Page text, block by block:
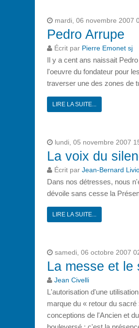
mardi, 06 novembre 2007
Pedro Arrupe
Écrit par Pierre Emonet sj
Il y a cent ans naissait
l'oeuvre du fondateur pour
traverser une des zones de
LIRE LA SUITE...
lundi, 05 novembre 2007
La voix du
Écrit par Jean-Bernard
Dans nos détresses, nous
dévoile sans cesse la
LIRE LA SUITE...
samedi, 06 octobre 2007
La messe et le
Jean Civelli
L'autorisation d'une
marque du « retour du
conceptions de l'Ancien et